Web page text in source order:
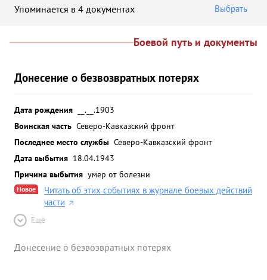
Упоминается в 4 документах Выбрать
Боевой путь и документы
Донесение о безвозвратных потерях
Дата рождения
__.__.1903
Воинская часть Северо-Кавказский фронт
Последнее место службы Северо-Кавказский фронт
Дата выбытия 18.04.1943
Причина выбытия умер от болезни
Новое
Читать об этих событиях в журнале боевых действий
части
Ещё
Донесение о безвозвратных потерях